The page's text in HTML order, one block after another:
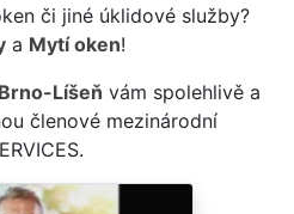
či jiné úklidové služby?
a Mytí oken!
Líšeň vám spolehlivě a
členové mezinárodní